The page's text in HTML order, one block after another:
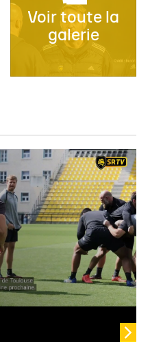
Voir toute la
galerie